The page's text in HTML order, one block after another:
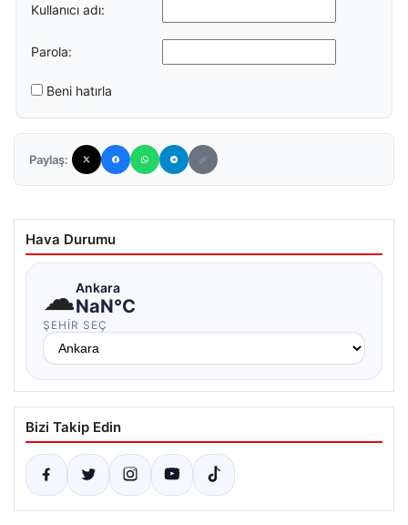
Kullanıcı adı:
Parola:
Beni hatırla
Paylaş:
Hava Durumu
☁Ankara
NaN°C
ŞEHIR SEÇ
Bizi Takip Edin